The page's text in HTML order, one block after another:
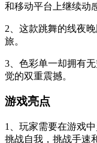
和移动平台上继续动
2、这款跳舞的线夜
旅。
3、色彩单一却拥有
觉的双重震撼。
游戏亮点
1、玩家需要在游戏
挑战自我，挑战手速